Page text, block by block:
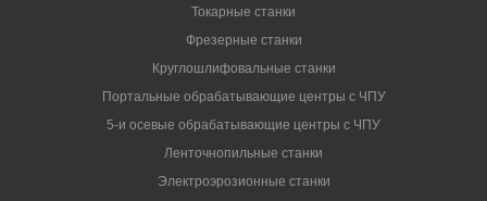
Токарные станки
Фрезерные станки
Круглошлифовальные станки
Портальные обрабатывающие центры с ЧПУ
5-и осевые обрабатывающие центры с ЧПУ
Ленточнопильные станки
Электроэрозионные станки